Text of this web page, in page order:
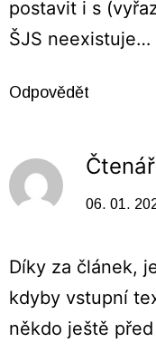
postavit i s
ŠJS neexistuje…
Odpovědět
06. 01.
Díky za článek,
kdyby vstupní
někdo ještě